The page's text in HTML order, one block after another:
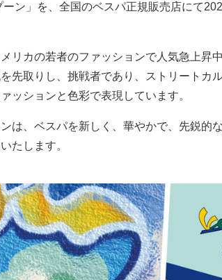
ン」を、全国のベスパ正規販売店にて
リカの若者のファッションで人気急上昇
先取りし、挑戦者であり、ストリートカ
ッションと色彩で表現しています。
は、ベスパを新しく、華やかで、先鋭的
たします。